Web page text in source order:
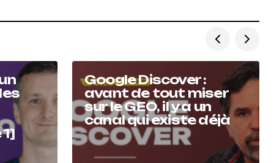
Google Discover :
avant de tout miser
sur le GEO, il y a un
canal qui existe déjà